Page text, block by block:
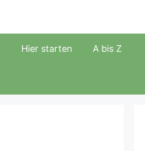
Hier starten A bis Z